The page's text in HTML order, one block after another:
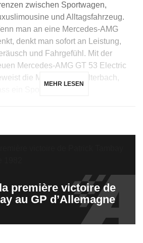
zwischen Sportwagen,
und Alltagsfahrzeug.
man an eine Mercedes-AMG
denkt man sofort an Leistung,
und Fahrgefühl. Mit der
Mercedes-AMG GT 53 Electric
die Marke aus Affalterbach,
MEHR LESEN
première victoire de
au GP d’Allemagne